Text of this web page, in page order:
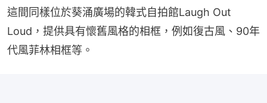
這間同樣位於葵涌廣場的韓式自拍館Laugh Out
Loud，提供具有懷舊風格的相框，例如復古風、90年
代風菲林相框等。